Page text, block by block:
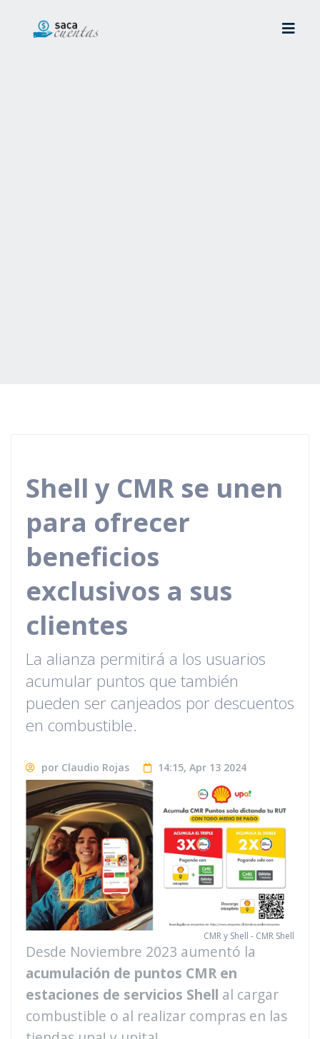
Shell y CMR se unen
para ofrecer
beneficios
exclusivos a sus
clientes
La alianza permitirá a los usuarios
acumular puntos que también
pueden ser canjeados por descuentos
en combustible.
por Claudio Rojas 14:15, Apr 13 2024
CMR y Shell - CMR Shell
Desde Noviembre 2023 aumentó la
acumulación de puntos CMR en
estaciones de servicios Shell al cargar
combustible o al realizar compras en las